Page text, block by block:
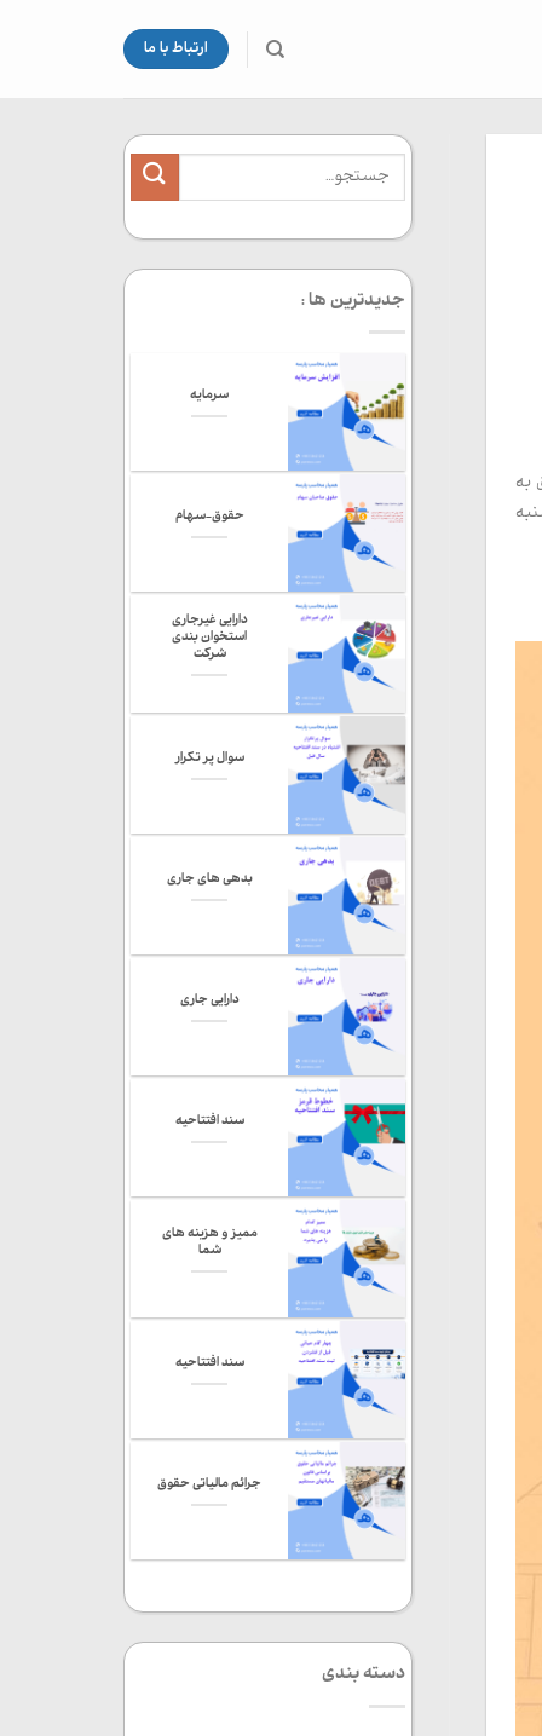
ارتباط با ما
به
سه شنبه
جدیدترین ها :
سرمایه
حقوق-سهام
دارایی غیرجاری
استخوان بندی
شرکت
سوال پر تکرار
بدهی های جاری
دارایی جاری
سند افتتاحیه
ممیز و هزینه های
شما
سند افتتاحیه
جرائم مالیاتی حقوق
دسته بندی